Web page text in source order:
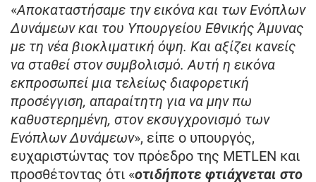
«Αποκαταστήσαμε την εικόνα και των Ενόπλων
Δυνάμεων και του Υπουργείου Εθνικής Άμυνας
με τη νέα βιοκλιματική όψη. Και αξίζει κανείς
να σταθεί στον συμβολισμό. Αυτή η εικόνα
εκπροσωπεί μια τελείως διαφορετική
προσέγγιση, απαραίτητη για να μην πω
καθυστερημένη, στον εκσυγχρονισμό των
Ενόπλων Δυνάμεων», είπε ο υπουργός,
ευχαριστώντας τον πρόεδρο της METLEN και
προσθέτοντας ότι «οτιδήποτε φτιάχνεται στο